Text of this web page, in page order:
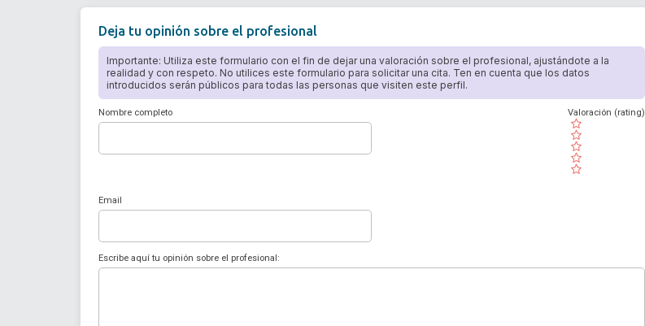
Deja tu opinión sobre el profesional
Importante: Utiliza este formulario con el fin de dejar una valoración sobre el profesional, ajustándote a la
realidad y con respeto. No utilices este formulario para solicitar una cita. Ten en cuenta que los datos
introducidos serán públicos para todas las personas que visiten este perfil.
Nombre completo
( )
( )
( )
( )
( )
Valoración (rating)
Email
Escribe aquí tu opinión sobre el profesional: